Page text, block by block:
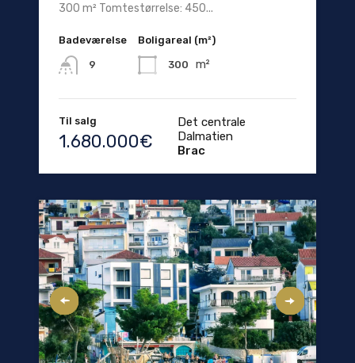
300 m² Tomtestørrelse: 450...
Badeværelse
9
Boligareal (m²)
300 m²
Til salg
1.680.000€
Det centrale
Dalmatien
Brac